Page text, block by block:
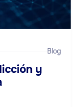
Blog
y